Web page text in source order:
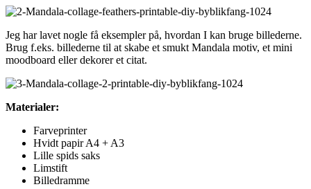
Jeg har lavet nogle få eksempler på, hvordan I kan bruge billederne.
Brug f.eks. billederne til at skabe et smukt Mandala motiv, et mini
moodboard eller dekorer et citat.
Materialer:
Farveprinter
Hvidt papir A4 + A3
Lille spids saks
Limstift
Billedramme